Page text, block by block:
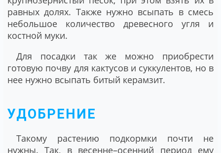
равных долях. Также нужно всыпать в смесь
небольшое количество древесного угля и
костной муки.
Для посадки так же можно приобрести
готовую почву для кактусов и суккулентов, но в
нее нужно всыпать битый керамзит.
УДОБРЕНИЕ
Такому растению подкормки почти не
нужны. Так, в весенне–осенний период ему